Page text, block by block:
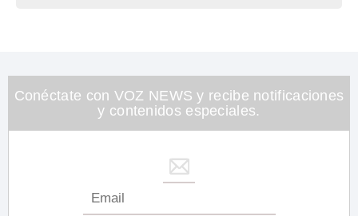
Conéctate con VOZ NEWS y recibe notificaciones
y contenidos especiales.